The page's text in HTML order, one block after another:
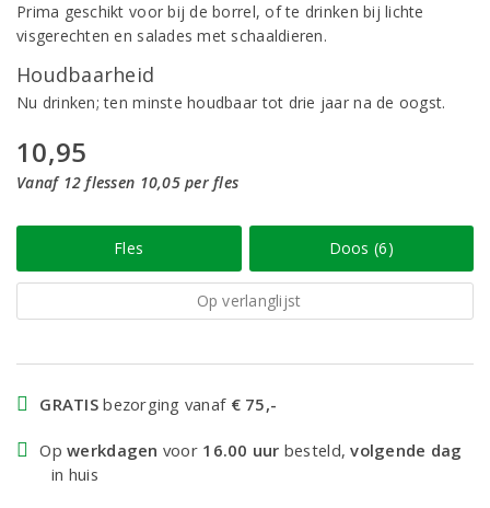
Prima geschikt voor bij de borrel, of te drinken bij lichte
visgerechten en salades met schaaldieren.
Houdbaarheid
Nu drinken; ten minste houdbaar tot drie jaar na de oogst.
10,95
Vanaf 12 flessen 10,05 per fles
Fles Doos (6)
Op verlanglijst
GRATIS bezorging vanaf € 75,-
Opwerkdagen voor 16.00 uur besteld,volgende dag
in huis